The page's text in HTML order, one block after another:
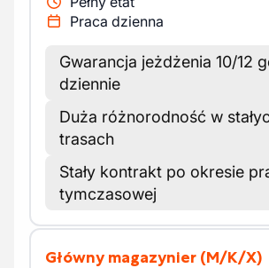
Praca dzienna
Gwarancja jeżdżenia 10/12
dziennie
Duża różnorodność w
trasach
Stały kontrakt po okresie
tymczasowej
Główny magazynier (M/K/X)